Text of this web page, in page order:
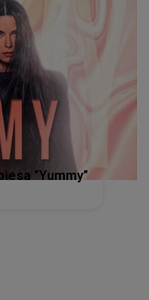
”Yummy”